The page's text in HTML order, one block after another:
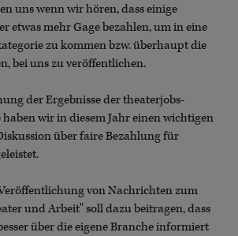
uns wenn wir hören, dass einige
etwas mehr Gage bezahlen, um in eine
zu kommen bzw. überhaupt die
bei uns zu veröffentlichen.
der Ergebnisse der theaterjobs-
wir in diesem Jahr einen wichtigen
über faire Bezahlung für
von Nachrichten zum
und Arbeit" soll dazu beitragen, dass
über die eigene Branche informiert